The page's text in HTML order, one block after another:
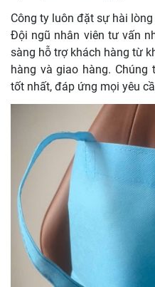
Công ty luôn đặt sự hài
Đội ngũ nhân viên tư vấn
sàng hỗ trợ khách hàng từ
hàng và giao hàng.
tốt nhất, đáp ứng mọi yêu